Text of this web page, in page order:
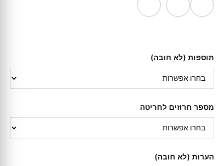
תוספות (לא חובה)
מספר חרוזים לחריטה
הערות (לא חובה)